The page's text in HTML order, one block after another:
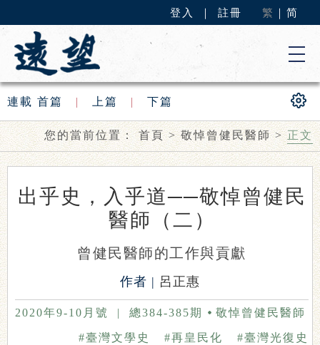
登入 註冊 繁 简
連載 首篇 | 上篇 | 下篇
您的當前位置：首頁>敬悼曾健民醫師>正文
出乎史，入乎道──敬悼曾健民
醫師（二）
曾健民醫師的工作與貢獻
作者 | 呂正惠
2020年9-10月號 | 總384-385期 敬悼曾健民醫師
#臺灣光復史
#再皇民化
#臺灣文學史